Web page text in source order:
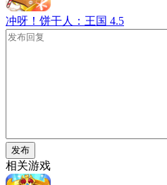
冲呀！饼干人：王国 4.5
发布
相关游戏